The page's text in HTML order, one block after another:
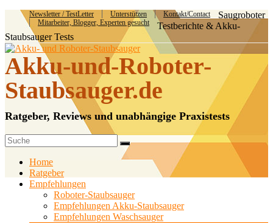
Newsletter / TestLetter Unterstützen
Kontakt/Contact
Mitarbeiter, Blogger, Experten gesucht
Saugroboter
Testberichte & Akku-
Staubsauger Tests
Akku-und-Roboter-
Staubsauger.de
Ratgeber, Reviews und unabhängige Praxistests
Home
Ratgeber
Empfehlungen
Roboter-Staubsauger
Empfehlungen Akku-Staubsauger
Empfehlungen Waschsauger